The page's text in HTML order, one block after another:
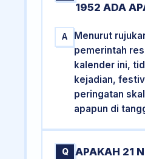
1952 ADA
A
Menurut
pemerintah
kalender ini,
kejadian,
peringatan
apapun di
Q
APAKAH 21